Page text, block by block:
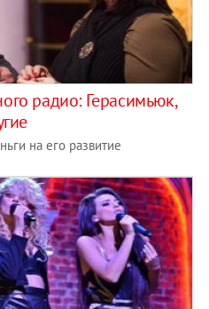
радио: Герасимьюк,
на его развитие